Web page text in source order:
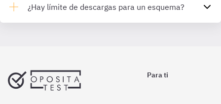
¿Hay límite de descargas para un esquema?
Para ti